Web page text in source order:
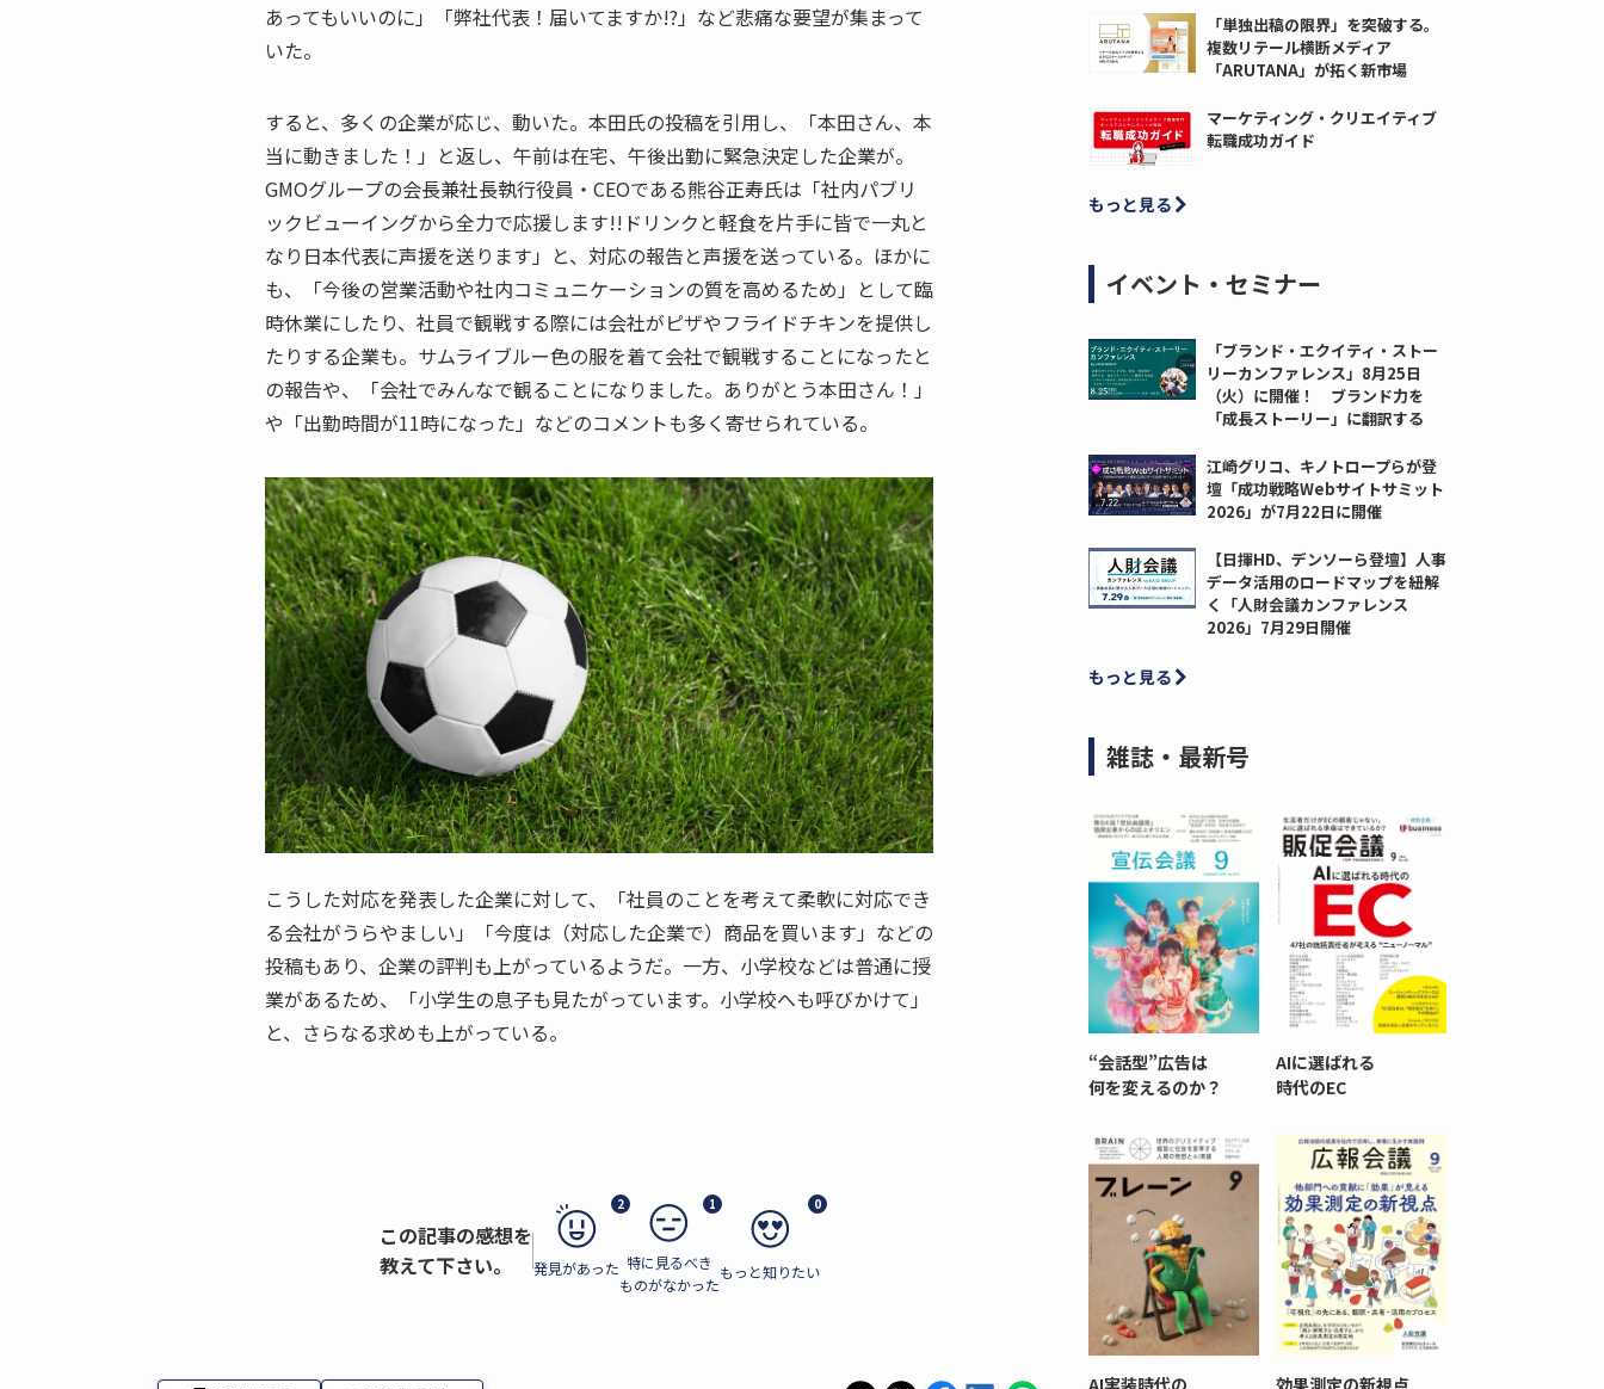
あってもいいのに」「弊社代表！届いてますか!?」など悲痛な要望が集まって
いた。
すると、多くの企業が応じ、動いた。本田氏の投稿を引用し、「本田さん、本
当に動きました！」と返し、午前は在宅、午後出勤に緊急決定した企業が。
GMOグループの会長兼社長執行役員・CEOである熊谷正寿氏は「社内パブリ
ックビューイングから全力で応援します!!ドリンクと軽食を片手に皆で一丸と
なり日本代表に声援を送ります」と、対応の報告と声援を送っている。ほかに
も、「今後の営業活動や社内コミュニケーションの質を高めるため」として臨
時休業にしたり、社員で観戦する際には会社がピザやフライドチキンを提供し
たりする企業も。サムライブルー色の服を着て会社で観戦することになったと
の報告や、「会社でみんなで観ることになりました。ありがとう本田さん！」
や「出勤時間が11時になった」などのコメントも多く寄せられている。
こうした対応を発表した企業に対して、「社員のことを考えて柔軟に対応でき
る会社がうらやましい」「今度は（対応した企業で）商品を買います」などの
投稿もあり、企業の評判も上がっているようだ。一方、小学校などは普通に授
業があるため、「小学生の息子も見たがっています。小学校へも呼びかけて」
と、さらなる求めも上がっている。
この記事の感想を
教えて下さい。
2
発見があった
1
特に見るべき
ものがなかった
0
もっと知りたい
「単独出稿の限界」を突破する。
複数リテール横断メディア
「ARUTANA」が拓く新市場
マーケティング・クリエイティブ
転職成功ガイド
もっと見る
イベント・セミナー
「ブランド・エクイティ・ストー
リーカンファレンス」8月25日
（火）に開催！ ブランド力を
「成長ストーリー」に翻訳する
江崎グリコ、キノトロープらが登
壇「成功戦略Webサイトサミット
2026」が7月22日に開催
【日揮HD、デンソーら登壇】人事
データ活用のロードマップを紐解
く「人財会議カンファレンス
2026」7月29日開催
もっと見る
雑誌・最新号
“会話型”広告は
何を変えるのか？
AIに選ばれる
時代のEC
AI実装時代の
効果測定の新視点